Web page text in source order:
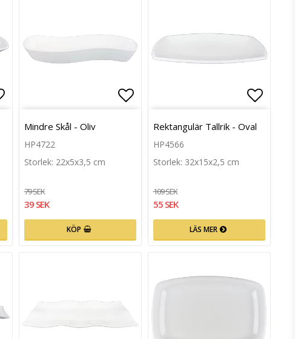
Lägg till i favoritlistanLägg till i favoritlistan
Mindre Skål - Oliv
HP4722
Storlek: 22x5x3,5 cm
79 SEK
39 SEK
KÖP
Lägg
Rektangulär Tallrik - Oval
HP4566
Storlek: 32x15x2,5 cm
109 SEK
55 SEK
LÄS MER